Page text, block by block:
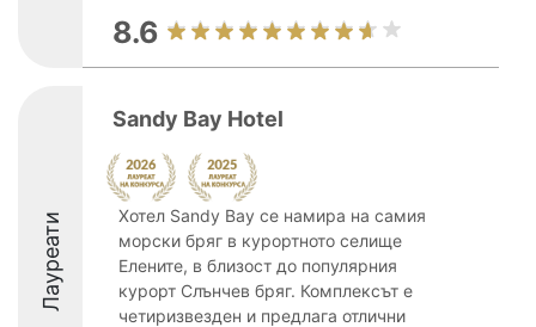
8.6
Лауреати
Sandy Bay Hotel
Хотел Sandy Bay се намира на самия
морски бряг в курортното селище
Елените, в близост до популярния
курорт Слънчев бряг. Комплексът е
четиризвезден и предлага отлични